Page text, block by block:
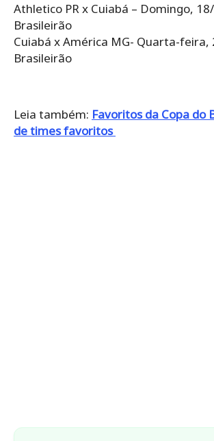
Athletico PR x Cuiabá – Domingo,
Brasileirão
Cuiabá x América MG- Quarta-feira,
Brasileirão
Leia também: Favoritos da Copa do
de times favoritos